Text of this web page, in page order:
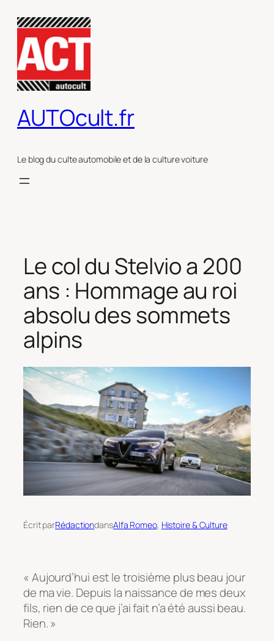
contenu
AUTOcult.fr
Le blog du culte automobile et de la culture voiture
Le col du Stelvio a 200
ans : Hommage au roi
absolu des sommets
alpins
Écrit parRédactiondansAlfa Romeo, Histoire & Culture
« Aujourd’hui est le troisième plus beau jour
de ma vie. Depuis la naissance de mes deux
fils, rien de ce que j’ai fait n’a été aussi beau.
Rien. »